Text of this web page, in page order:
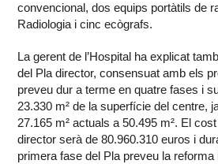
convencional, dos equips portàtils de
Radiologia i cinc ecògrafs.
La gerent de l’Hospital ha explicat
del Pla director, consensuat amb els
preveu dur a terme en quatre fases i
23.330 m² de la superfície del centre,
27.165 m² actuals a 50.495 m². El
director serà de 80.960.310 euros i
primera fase del Pla preveu la reforma